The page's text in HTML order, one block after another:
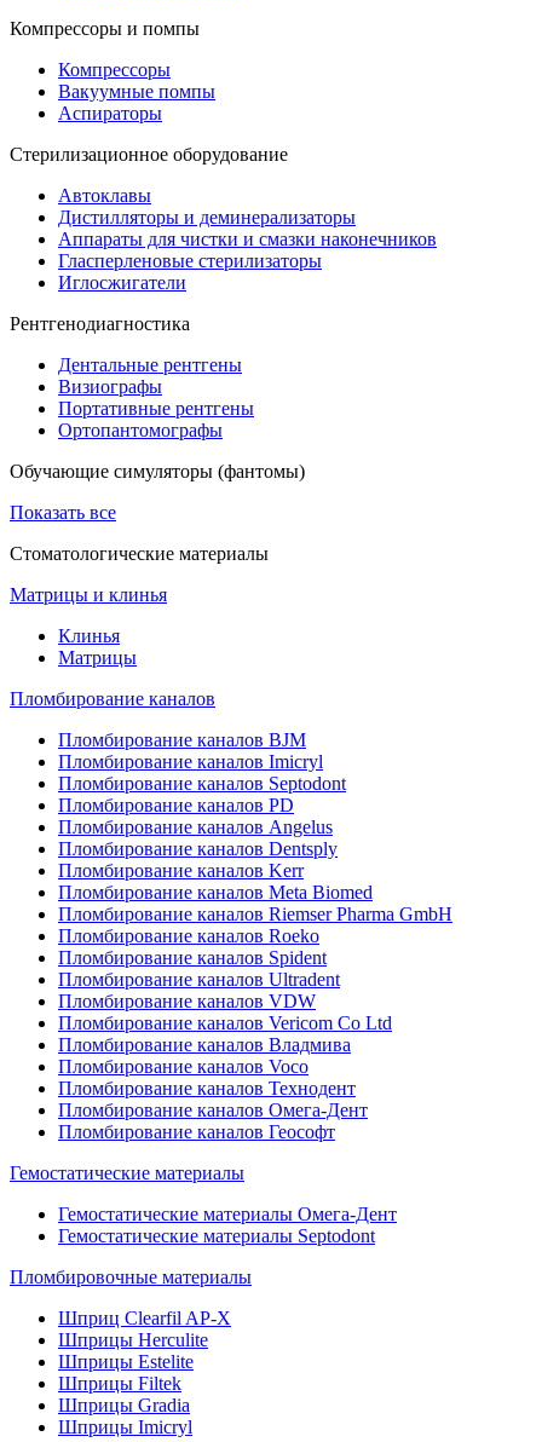
Компрессоры и помпы
Компрессоры
Вакуумные помпы
Аспираторы
Стерилизационное оборудование
Автоклавы
Дистилляторы и деминерализаторы
Аппараты для чистки и смазки наконечников
Гласперленовые стерилизаторы
Иглосжигатели
Рентгенодиагностика
Дентальные рентгены
Визиографы
Портативные рентгены
Ортопантомографы
Обучающие симуляторы (фантомы)
Показать все
Стоматологические материалы
Матрицы и клинья
Клинья
Матрицы
Пломбирование каналов
Пломбирование каналов BJM
Пломбирование каналов Imicryl
Пломбирование каналов Septodont
Пломбирование каналов PD
Пломбирование каналов Angelus
Пломбирование каналов Dentsply
Пломбирование каналов Kerr
Пломбирование каналов Meta Biomed
Пломбирование каналов Riemser Pharma GmbH
Пломбирование каналов Roeko
Пломбирование каналов Spident
Пломбирование каналов Ultradent
Пломбирование каналов VDW
Пломбирование каналов Vericom Co Ltd
Пломбирование каналов Владмива
Пломбирование каналов Voco
Пломбирование каналов Технодент
Пломбирование каналов Омега-Дент
Пломбирование каналов Геософт
Гемостатические материалы
Гемостатические материалы Омега-Дент
Гемостатические материалы Septodont
Пломбировочные материалы
Шприц Clearfil AP-X
Шприцы Herculite
Шприцы Estelite
Шприцы Filtek
Шприцы Gradia
Шприцы Imicryl